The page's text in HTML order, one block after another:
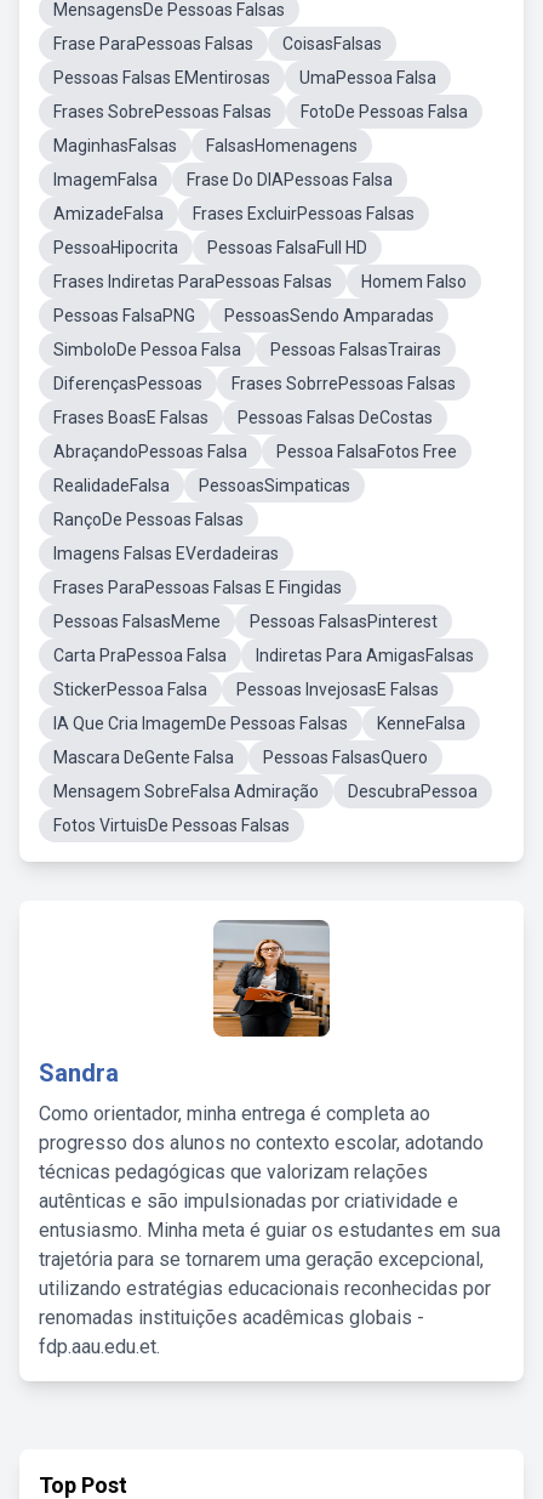
MensagensDe Pessoas Falsas
Frase ParaPessoas Falsas
CoisasFalsas
Pessoas Falsas EMentirosas
UmaPessoa Falsa
Frases SobrePessoas Falsas
FotoDe Pessoas Falsa
MaginhasFalsas
FalsasHomenagens
ImagemFalsa
Frase Do DIAPessoas Falsa
AmizadeFalsa
Frases ExcluirPessoas Falsas
PessoaHipocrita
Pessoas FalsaFull HD
Frases Indiretas ParaPessoas Falsas
Homem Falso
Pessoas FalsaPNG
PessoasSendo Amparadas
SimboloDe Pessoa Falsa
Pessoas FalsasTrairas
DiferençasPessoas
Frases SobrrePessoas Falsas
Frases BoasE Falsas
Pessoas Falsas DeCostas
AbraçandoPessoas Falsa
Pessoa FalsaFotos Free
RealidadeFalsa
PessoasSimpaticas
RançoDe Pessoas Falsas
Imagens Falsas EVerdadeiras
Frases ParaPessoas Falsas E Fingidas
Pessoas FalsasMeme
Pessoas FalsasPinterest
Carta PraPessoa Falsa
Indiretas Para AmigasFalsas
StickerPessoa Falsa
Pessoas InvejosasE Falsas
IA Que Cria ImagemDe Pessoas Falsas
KenneFalsa
Mascara DeGente Falsa
Pessoas FalsasQuero
Mensagem SobreFalsa Admiração
DescubraPessoa
Fotos VirtuisDe Pessoas Falsas
Sandra
Como orientador, minha entrega é completa ao
progresso dos alunos no contexto escolar, adotando
técnicas pedagógicas que valorizam relações
autênticas e são impulsionadas por criatividade e
entusiasmo. Minha meta é guiar os estudantes em sua
trajetória para se tornarem uma geração excepcional,
utilizando estratégias educacionais reconhecidas por
renomadas instituições acadêmicas globais -
fdp.aau.edu.et.
Top Post